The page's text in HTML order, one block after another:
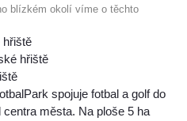
blízkém okolí víme o těchto
hřiště
hřiště
spojuje fotbal a golf do
města. Na ploše 5 ha